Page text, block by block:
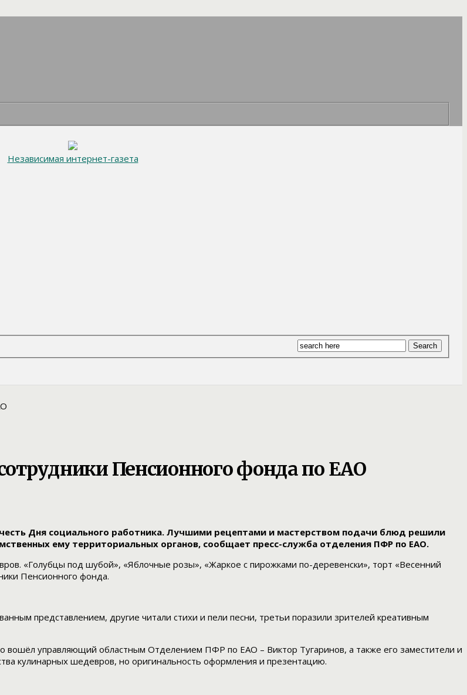
Независимая интернет-газета
Пенсионного фонда по ЕАО
честь Дня социального работника. Лучшими рецептами и мастерством подачи блюд решили
ему территориальных органов, сообщает пресс-служба отделения ПФР по ЕАО.
«Голубцы под шубой», «Яблочные розы», «Жаркое с пирожками по-деревенски», торт «Весенний
Пенсионного фонда.
представлением, другие читали стихи и пели песни, третьи поразили зрителей креативным
вошёл управляющий областным Отделением ПФР по ЕАО – Виктор Тугаринов, а также его заместители и
кулинарных шедевров, но оригинальность оформления и презентацию.